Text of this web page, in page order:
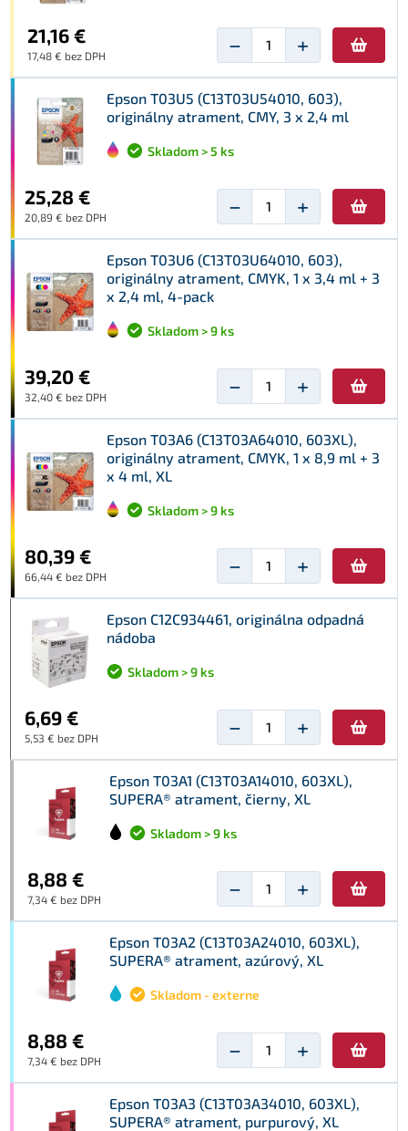
21,16 €
17,48 € bez DPH − +
Epson T03U5 (C13T03U54010, 603),
originálny atrament, CMY, 3 x 2,4 ml
Skladom > 5 ks
25,28 €
20,89 € bez DPH − +
Epson T03U6 (C13T03U64010, 603),
originálny atrament, CMYK, 1 x 3,4 ml + 3
x 2,4 ml, 4-pack
Skladom > 9 ks
39,20 €
32,40 € bez DPH − +
Epson T03A6 (C13T03A64010, 603XL),
originálny atrament, CMYK, 1 x 8,9 ml + 3
x 4 ml, XL
Skladom > 9 ks
80,39 €
66,44 € bez DPH − +
Epson C12C934461, originálna odpadná
nádoba
Skladom > 9 ks
6,69 €
5,53 € bez DPH − +
Epson T03A1 (C13T03A14010, 603XL),
SUPERA® atrament, čierny, XL
Skladom > 9 ks
8,88 €
7,34 € bez DPH − +
Epson T03A2 (C13T03A24010, 603XL),
SUPERA® atrament, azúrový, XL
Skladom - externe
8,88 €
7,34 € bez DPH − +
Epson T03A3 (C13T03A34010, 603XL),
SUPERA® atrament, purpurový, XL